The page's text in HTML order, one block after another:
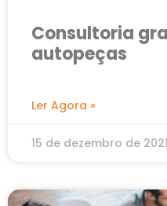
Consultoria
autopeças
Ler Agora »
15 de dezembro de 2021